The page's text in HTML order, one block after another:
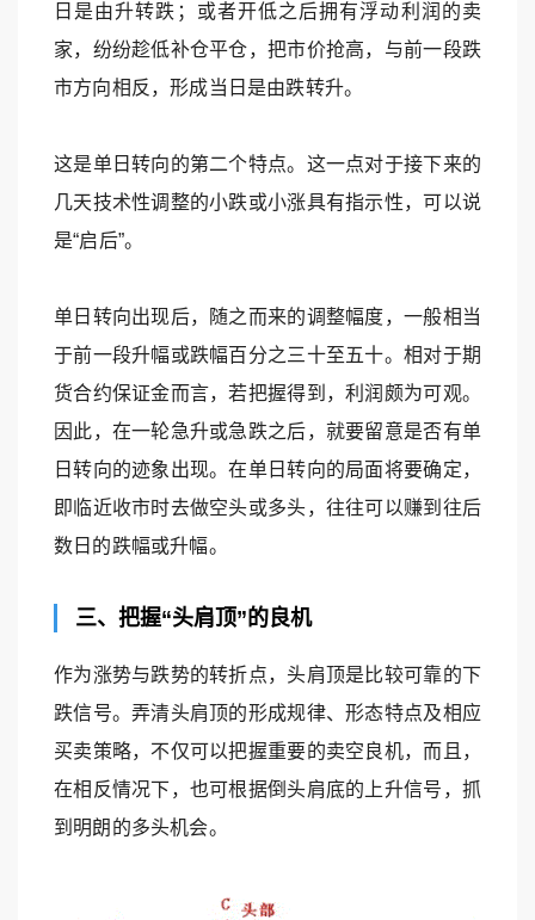
日是由升转跌；或者开低之后拥有浮动利润的卖
家，纷纷趁低补仓平仓，把市价抢高，与前一段跌
市方向相反，形成当日是由跌转升。
这是单日转向的第二个特点。这一点对于接下来的
几天技术性调整的小跌或小涨具有指示性，可以说
是“启后”。
单日转向出现后，随之而来的调整幅度，一般相当
于前一段升幅或跌幅百分之三十至五十。相对于期
货合约保证金而言，若把握得到，利润颇为可观。
因此，在一轮急升或急跌之后，就要留意是否有单
日转向的迹象出现。在单日转向的局面将要确定，
即临近收市时去做空头或多头，往往可以赚到往后
数日的跌幅或升幅。
三、把握“头肩顶”的良机
作为涨势与跌势的转折点，头肩顶是比较可靠的下
跌信号。弄清头肩顶的形成规律、形态特点及相应
买卖策略，不仅可以把握重要的卖空良机，而且，
在相反情况下，也可根据倒头肩底的上升信号，抓
到明朗的多头机会。